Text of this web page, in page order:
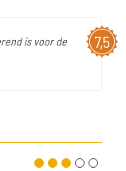
7,5
is voor de